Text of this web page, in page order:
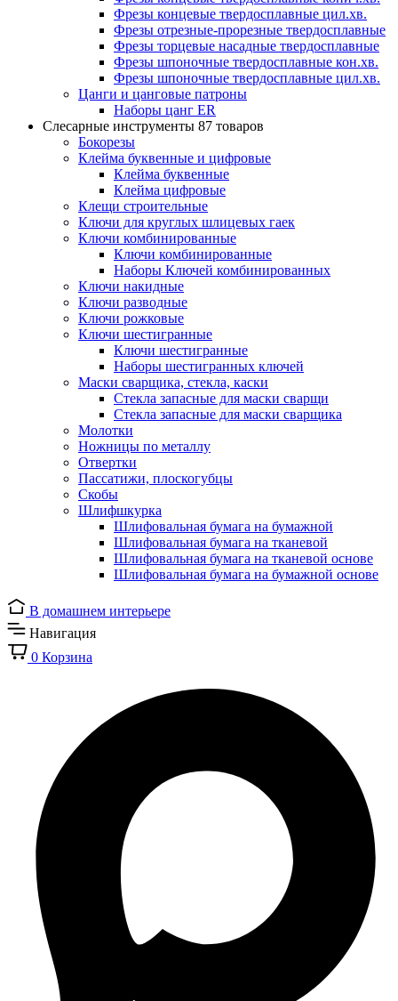
Фрезы концевые твердосплавные цил.хв.
Фрезы отрезные-прорезные твердосплавные
Фрезы торцевые насадные твердосплавные
Фрезы шпоночные твердосплавные кон.хв.
Фрезы шпоночные твердосплавные цил.хв.
Цанги и цанговые патроны
Наборы цанг ER
Слесарные инструменты 87 товаров
Бокорезы
Клейма буквенные и цифровые
Клейма буквенные
Клейма цифровые
Клещи строительные
Ключи для круглых шлицевых гаек
Ключи комбинированные
Ключи комбинированные
Наборы Ключей комбинированных
Ключи накидные
Ключи разводные
Ключи рожковые
Ключи шестигранные
Ключи шестигранные
Наборы шестигранных ключей
Маски сварщика, стекла, каски
Стекла запасные для маски сварщи
Стекла запасные для маски сварщика
Молотки
Ножницы по металлу
Отвертки
Пассатижи, плоскогубцы
Скобы
Шлифшкурка
Шлифовальная бумага на бумажной
Шлифовальная бумага на тканевой
Шлифовальная бумага на тканевой основе
Шлифовальная бумага на бумажной основе
В домашнем интерьере
Навигация
0 Корзина